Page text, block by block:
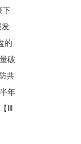
下
发
万
的
破
球共
年
Ⅲ